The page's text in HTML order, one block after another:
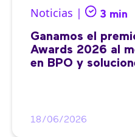
Noticias | 3 min
Ganamos el
Awards 2026 al
en BPO y
18/06/2026